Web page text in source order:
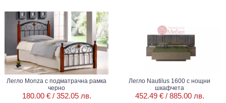
Легло Monza с подматрачна рамка
черно
180.00 € / 352.05 лв.
Легло Nautilus 1600 с нощни
шкафчета
452.49 € / 885.00 лв.